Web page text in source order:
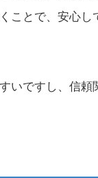
ことで、安心し
いですし、信頼